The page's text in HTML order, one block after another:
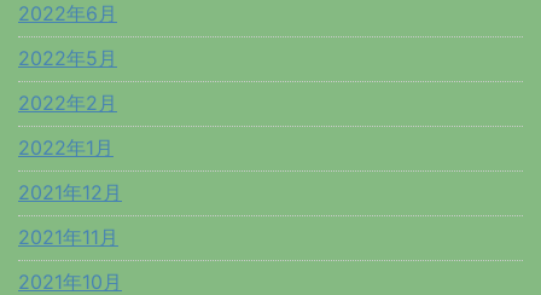
2022年6月
2022年5月
2022年2月
2022年1月
2021年12月
2021年11月
2021年10月